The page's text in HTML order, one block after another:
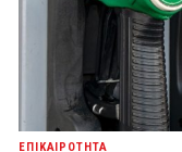
ΕΠΙΚΑΙΡΟΤΗΤΑ